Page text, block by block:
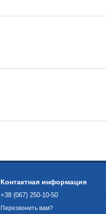
Контактная информация
+38 (067) 250-10-50
Перезвонить вам?